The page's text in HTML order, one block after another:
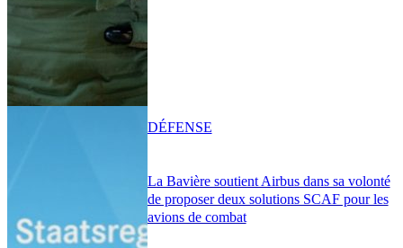
La Bavière soutient Airbus dans sa volonté
de proposer deux solutions SCAF pour les
avions de combat
DÉFENSE